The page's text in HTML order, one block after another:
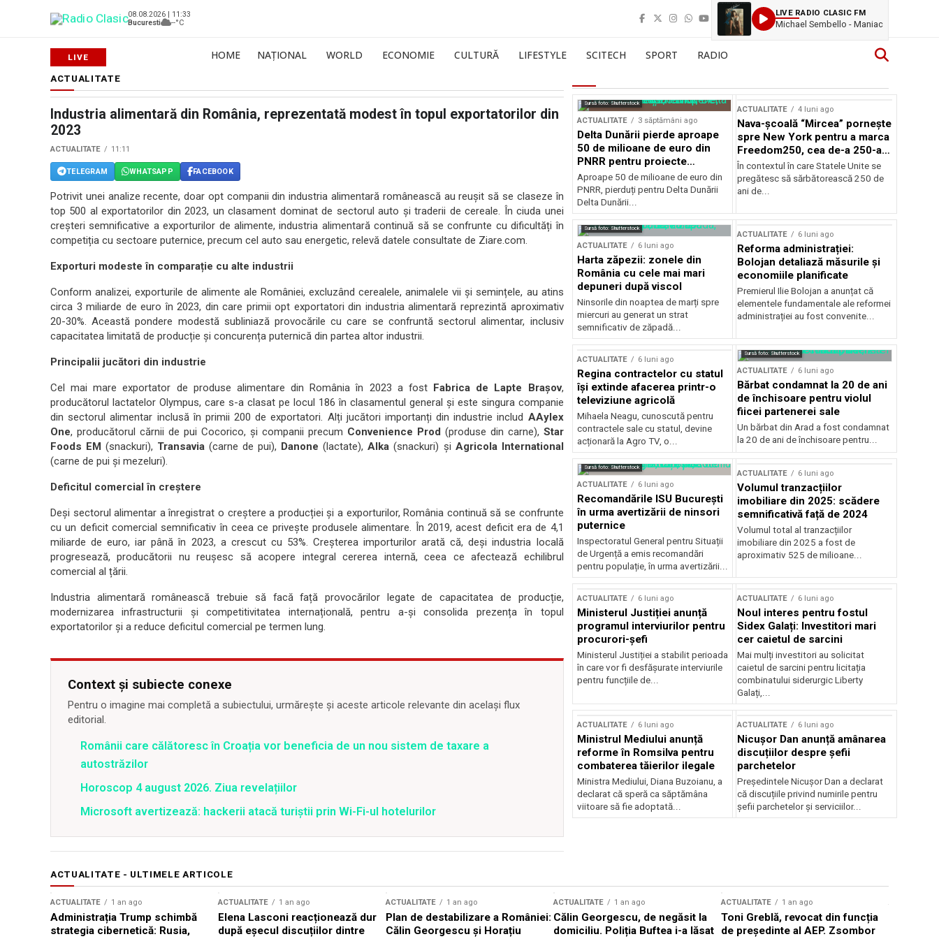
08.08.2026 | 11:33
Bucuresti
--°C
LIVE RADIO CLASIC FM
Michael Sembello - Maniac
HOME NAȚIONAL WORLD ECONOMIE CULTURĂ LIFESTYLE SCITECH SPORT RADIO
ACTUALITATE
Industria alimentară din România, reprezentată modest în topul exportatorilor din
2023
ACTUALITATE 11:11
TELEGRAM WHATSAPP FACEBOOK
Potrivit unei analize recente, doar opt companii din industria alimentară românească au reușit să se claseze în
top 500 al exportatorilor din 2023, un clasament dominat de sectorul auto și traderii de cereale. În ciuda unei
creșteri semnificative a exporturilor de alimente, industria alimentară continuă să se confrunte cu dificultăți în
competiția cu sectoare puternice, precum cel auto sau energetic, relevă datele consultate de Ziare.com.
Exporturi modeste în comparație cu alte industrii
Conform analizei, exporturile de alimente ale României, excluzând cerealele, animalele vii și semințele, au atins
circa 3 miliarde de euro în 2023, din care primii opt exportatori din industria alimentară reprezintă aproximativ
20-30%. Această pondere modestă subliniază provocările cu care se confruntă sectorul alimentar, inclusiv
capacitatea limitată de producție și concurența puternică din partea altor industrii.
Principalii jucători din industrie
Cel mai mare exportator de produse alimentare din România în 2023 a fost Fabrica de Lapte Brașov,
producătorul lactatelor Olympus, care s-a clasat pe locul 186 în clasamentul general și este singura companie
din sectorul alimentar inclusă în primii 200 de exportatori. Alți jucători importanți din industrie includ AAylex
One, producătorul cărnii de pui Cocorico, și companii precum Convenience Prod (produse din carne), Star
Foods EM (snackuri), Transavia (carne de pui), Danone (lactate),Alka (snackuri) și Agricola International
(carne de pui și mezeluri).
Deficitul comercial în creștere
Deși sectorul alimentar a înregistrat o creștere a producției și a exporturilor, România continuă să se confrunte
cu un deficit comercial semnificativ în ceea ce privește produsele alimentare. În 2019, acest deficit era de 4,1
miliarde de euro, iar până în 2023, a crescut cu 53%. Creșterea importurilor arată că, deși industria locală
progresează, producătorii nu reușesc să acopere integral cererea internă, ceea ce afectează echilibrul
comercial al țării.
Industria alimentară românească trebuie să facă față provocărilor legate de capacitatea de producție,
modernizarea infrastructurii și competitivitatea internațională, pentru a-și consolida prezența în topul
exportatorilor și a reduce deficitul comercial pe termen lung.
Context și subiecte conexe
Pentru o imagine mai completă a subiectului, urmărește și aceste articole relevante din același flux
editorial.
Românii care călătoresc în Croația vor beneficia de un nou sistem de taxare a
autostrăzilor
Horoscop 4 august 2026. Ziua revelațiilor
Microsoft avertizează: hackerii atacă turiștii prin Wi-Fi-ul hotelurilor
Sursă foto: Shutterstock
ACTUALITATE 3 săptămâni ago
Delta Dunării pierde aproape
50 de milioane de euro din
PNRR pentru proiecte
esențiale
Aproape 50 de milioane de euro din
PNRR, pierduți pentru Delta Dunării
Delta Dunării...
ACTUALITATE 4 luni ago
Nava-școală “Mircea” pornește
spre New York pentru a marca
Freedom250, cea de-a 250-a
aniversare a Statelor Unite
În contextul în care Statele Unite se
pregătesc să sărbătorească 250 de
ani de...
Sursă foto: Shutterstock
ACTUALITATE 6 luni ago
Harta zăpezii: zonele din
România cu cele mai mari
depuneri după viscol
Ninsorile din noaptea de marți spre
miercuri au generat un strat
semnificativ de zăpadă...
ACTUALITATE 6 luni ago
Reforma administrației:
Bolojan detaliază măsurile și
economiile planificate
Premierul Ilie Bolojan a anunțat că
elementele fundamentale ale reformei
administrației au fost convenite...
ACTUALITATE 6 luni ago
Regina contractelor cu statul
își extinde afacerea printr-o
televiziune agricolă
Mihaela Neagu, cunoscută pentru
contractele sale cu statul, devine
acționară la Agro TV, o...
Sursă foto: Shutterstock
ACTUALITATE 6 luni ago
Bărbat condamnat la 20 de ani
de închisoare pentru violul
fiicei partenerei sale
Un bărbat din Arad a fost condamnat
la 20 de ani de închisoare pentru...
Sursă foto: Shutterstock
ACTUALITATE 6 luni ago
Recomandările ISU București
în urma avertizării de ninsori
puternice
Inspectoratul General pentru Situații
de Urgență a emis recomandări
pentru populație, în urma avertizării...
ACTUALITATE 6 luni ago
Volumul tranzacțiilor
imobiliare din 2025: scădere
semnificativă față de 2024
Volumul total al tranzacțiilor
imobiliare din 2025 a fost de
aproximativ 525 de milioane...
ACTUALITATE 6 luni ago
Ministerul Justiției anunță
programul interviurilor pentru
procurori-șefi
Ministerul Justiției a stabilit perioada
în care vor fi desfășurate interviurile
pentru funcțiile de...
ACTUALITATE 6 luni ago
Noul interes pentru fostul
Sidex Galați: Investitori mari
cer caietul de sarcini
Mai mulți investitori au solicitat
caietul de sarcini pentru licitația
combinatului siderurgic Liberty
Galați,...
ACTUALITATE 6 luni ago
Ministrul Mediului anunță
reforme în Romsilva pentru
combaterea tăierilor ilegale
Ministra Mediului, Diana Buzoianu, a
declarat că speră ca săptămâna
viitoare să fie adoptată...
ACTUALITATE 6 luni ago
Nicușor Dan anunță amânarea
discuțiilor despre șefii
parchetelor
Președintele Nicușor Dan a declarat
că discuțiile privind numirile pentru
șefii parchetelor și serviciilor...
ACTUALITATE - ULTIMELE ARTICOLE
ACTUALITATE 1 an ago
Administrația Trump schimbă
strategia cibernetică: Rusia,
ACTUALITATE 1 an ago
Elena Lasconi reacționează dur
după eșecul discuțiilor dintre
ACTUALITATE 1 an ago
Plan de destabilizare a României:
Călin Georgescu și Horațiu
ACTUALITATE 1 an ago
Călin Georgescu, de negăsit la
domiciliu. Poliția Buftea i-a lăsat
ACTUALITATE 1 an ago
Toni Greblă, revocat din funcția
de președinte al AEP. Zsombor